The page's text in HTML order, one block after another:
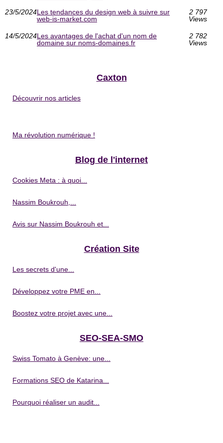
23/5/2024Les tendances du design web à suivre sur
web-is-market.com
2 797
Views
14/5/2024Les avantages de l'achat d'un nom de
domaine sur noms-domaines.fr
2 782
Views
Caxton
Découvrir nos articles
Ma révolution numérique !
Blog de l'internet
Cookies Meta : à quoi...
Nassim Boukrouh,...
Avis sur Nassim Boukrouh et...
Création Site
Les secrets d'une...
Développez votre PME en...
Boostez votre projet avec une...
SEO-SEA-SMO
Swiss Tomato à Genève: une...
Formations SEO de Katarina...
Pourquoi réaliser un audit...